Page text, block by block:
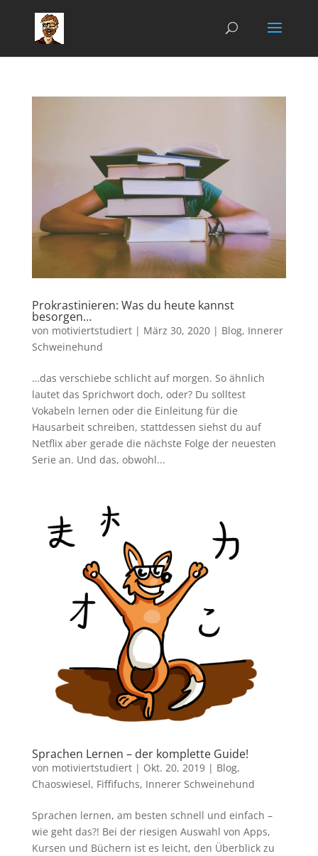
Prokrastinieren: Was du heute kannst
besorgen…
von motiviertstudiert| März 30, 2020| Blog, Innerer
Schweinehund
…das verschiebe schlicht auf morgen. So ähnlich
lautet das Sprichwort doch, oder? Du solltest
Vokabeln lernen oder die Einleitung für die
Hausarbeit schreiben, stattdessen siehst du auf
Netflix aber gerade die nächste Folge der neuesten
Serie an. Und das, obwohl...
Sprachen Lernen – der komplette Guide!
von motiviertstudiert| Okt. 20, 2019| Blog,
Chaoswiesel, Fiffifuchs, Innerer Schweinehund
Sprachen lernen, am besten schnell und einfach –
wie geht das?! Bei der riesigen Auswahl von Apps,
Kursen und Büchern ist es leicht, den Überblick zu